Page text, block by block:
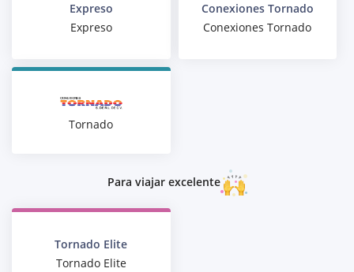
Expreso
Expreso
Conexiones Tornado
Conexiones Tornado
Tornado
Para viajar excelente
Tornado Elite
Tornado Elite